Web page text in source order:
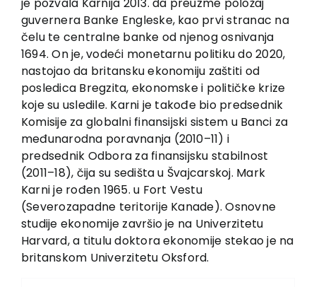
guvernera Banke Engleske, kao prvi stranac na
čelu te centralne banke od njenog osnivanja
1694. On je, vodeći monetarnu politiku do 2020,
nastojao da britansku ekonomiju zaštiti od
posledica Bregzita, ekonomske i političke krize
koje su usledile. Karni je takođe bio predsednik
Komisije za globalni finansijski sistem u Banci za
međunarodna poravnanja (2010–11) i
predsednik Odbora za finansijsku stabilnost
(2011–18), čija su sedišta u Švajcarskoj. Mark
Karni je rođen 1965. u Fort Vestu
(Severozapadne teritorije Kanade). Osnovne
studije ekonomije završio je na Univerzitetu
Harvard, a titulu doktora ekonomije stekao je na
britanskom Univerzitetu Oksford.